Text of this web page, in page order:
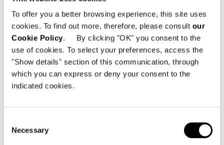
To offer you a better browsing experience, this site uses
cookies. To find out more, therefore, please consult our
Cookie Policy. By clicking "OK" you consent to the
use of cookies. To select your preferences, access the
"Show details" section of this communication, through
which you can express or deny your consent to the
indicated cookies.
Selection
Necessary
01